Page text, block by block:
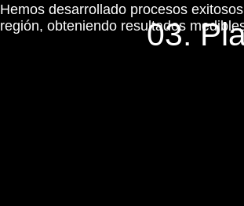
03.
Hemos desarrollado procesos
región, obteniendo resultados